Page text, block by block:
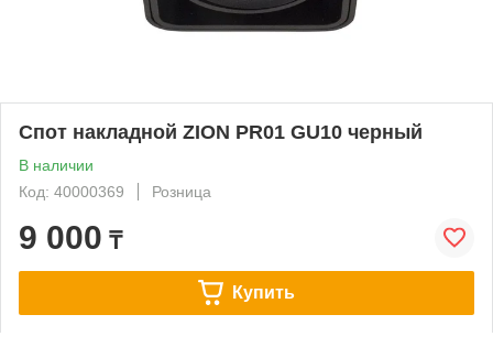
Спот накладной ZION PR01 GU10 черный
В наличии
Код: 40000369
Розница
9 000 ₸
Купить